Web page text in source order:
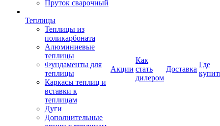
Пруток сварочный
Теплицы
Теплицы из
поликарбоната
Алюминиевые
теплицы
Фундаменты для
теплицы
Каркасы теплиц и
вставки к
теплицам
Дуги
Дополнительные
Акции
Как
стать
дилером
Доставка
Где